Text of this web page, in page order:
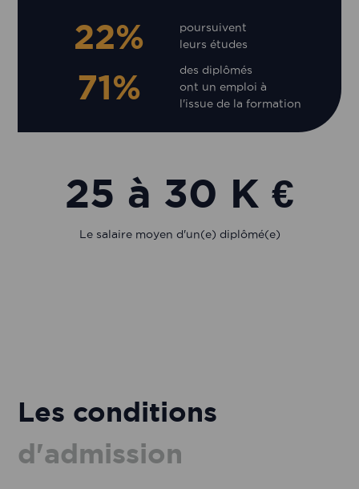
22%
poursuivent
leurs études
71%
des diplômés
ont un emploi à
l'issue de la formation
25 à 30 K €
Le salaire moyen d'un(e) diplômé(e)
Les conditions
d'admission